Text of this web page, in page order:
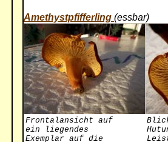
Amethystpfifferling (essbar)
Frontalansicht auf
ein liegendes
Exemplar auf die